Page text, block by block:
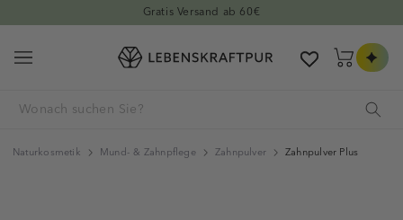
100% natur-identische Rohstoffe
Warenkorb
Naturkosmetik Mund- & Zahnpflege Zahnpulver Zahnpulver Plus